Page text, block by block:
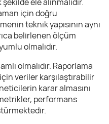
için doğru
teknik yapısının aynı
belirlenen ölçüm
olmalıdır.
olmalıdır. Raporlama
veriler karşılaştırabilir
karar almasını
performans